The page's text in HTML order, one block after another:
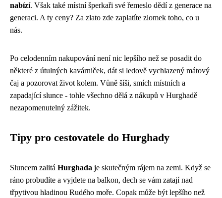
nabízí. Však také místní šperkaři své řemeslo dědí z generace na
generaci. A ty ceny? Za zlato zde zaplatíte zlomek toho, co u
nás.
Po celodenním nakupování není nic lepšího než se posadit do
některé z útulných kavárniček, dát si ledově vychlazený mátový
čaj a pozorovat život kolem. Vůně šíši, smích místních a
zapadající slunce - tohle všechno dělá z nákupů v Hurghadě
nezapomenutelný zážitek.
Tipy pro cestovatele do Hurghady
Sluncem zalitá Hurghada je skutečným rájem na zemi. Když se
ráno probudíte a vyjdete na balkon, dech se vám zatají nad
třpytivou hladinou Rudého moře. Copak může být lepšího než